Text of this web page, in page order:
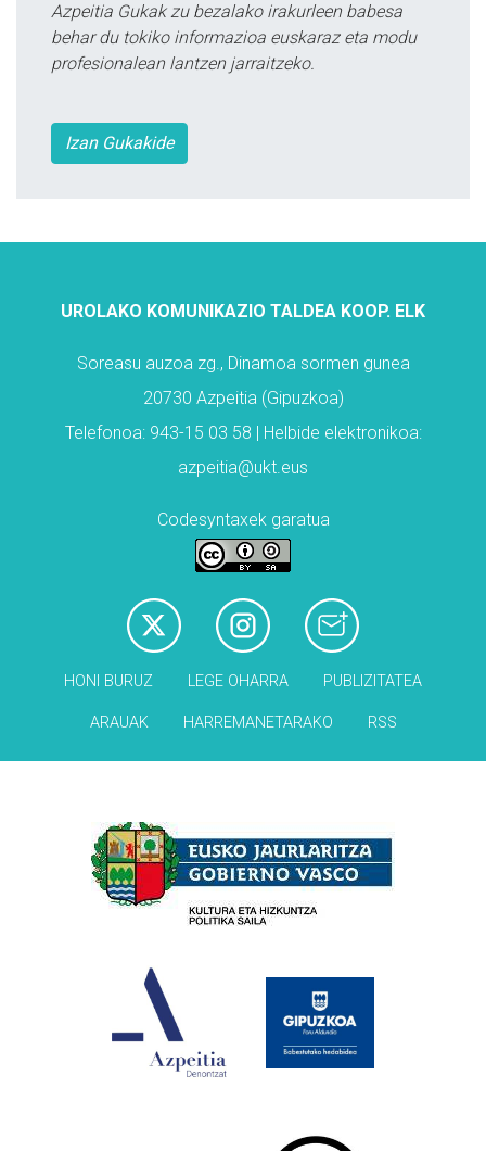
Azpeitia Gukak zu bezalako irakurleen babesa
behar du tokiko informazioa euskaraz eta modu
profesionalean lantzen jarraitzeko.
Izan Gukakide
UROLAKO KOMUNIKAZIO TALDEA KOOP. ELK
Soreasu auzoa zg., Dinamoa sormen gunea
20730 Azpeitia (Gipuzkoa)
Telefonoa: 943-15 03 58 | Helbide elektronikoa:
azpeitia@ukt.eus
Codesyntaxek garatua
HONI BURUZ LEGE OHARRA PUBLIZITATEA
ARAUAK HARREMANETARAKO RSS